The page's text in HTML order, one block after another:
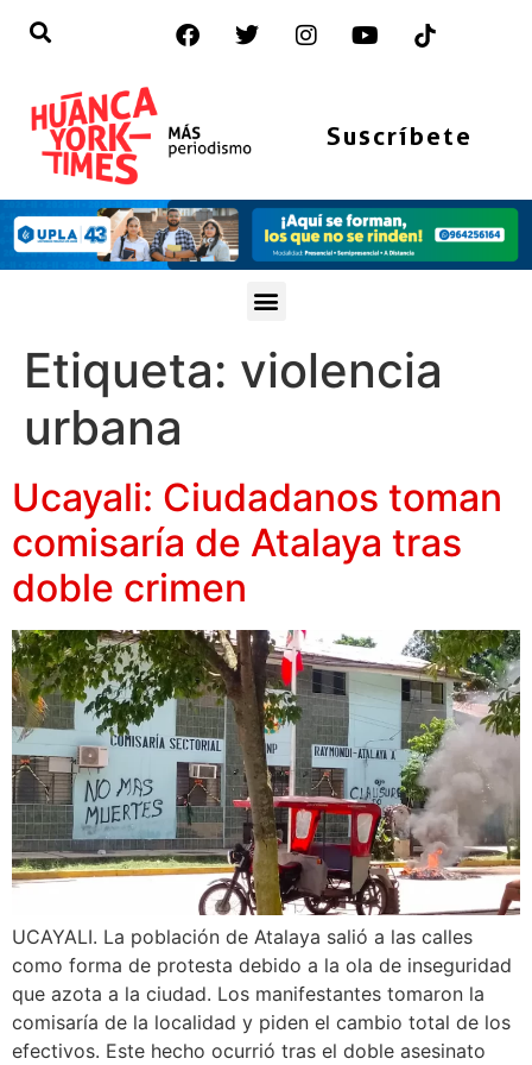
Suscríbete
Etiqueta: violencia
urbana
Ucayali: Ciudadanos toman
comisaría de Atalaya tras
doble crimen
UCAYALI. La población de Atalaya salió a las calles
como forma de protesta debido a la ola de inseguridad
que azota a la ciudad. Los manifestantes tomaron la
comisaría de la localidad y piden el cambio total de los
efectivos. Este hecho ocurrió tras el doble asesinato